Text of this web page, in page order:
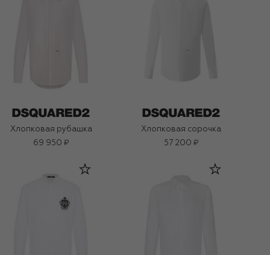
Хлопковая рубашка
69 950 ₽
Хлопковая сорочка
57 200 ₽